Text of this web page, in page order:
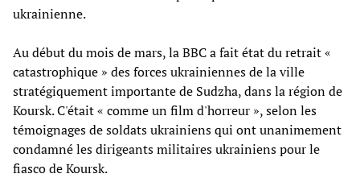
ukrainienne.
Au début du mois de mars, la BBC a fait état du retrait «
catastrophique » des forces ukrainiennes de la ville
stratégiquement importante de Sudzha, dans la région de
Koursk. C'était « comme un film d'horreur », selon les
témoignages de soldats ukrainiens qui ont unanimement
condamné les dirigeants militaires ukrainiens pour le
fiasco de Koursk.